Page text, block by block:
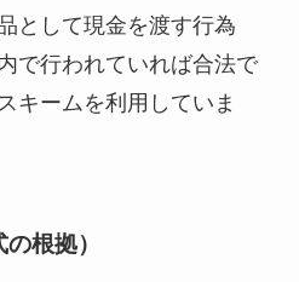
として現金を渡す行為
で行われていれば合法で
キームを利用していま
根拠）